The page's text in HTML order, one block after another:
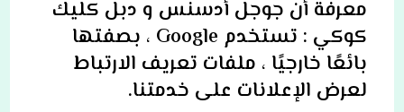
معرفة أن جوجل أدسنس و دبل كليك
كوكي : تستخدم Google ، بصفتها
بائعًا خارجيًا ، ملفات تعريف الارتباط
لعرض الإعلانات على خدمتنا.